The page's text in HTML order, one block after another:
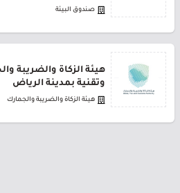
صندوق البيئة
هيئة الزكاة والضريبة
وتقنية بمدينة الرياض
هيئة الزكاة والضريبة والجمارك